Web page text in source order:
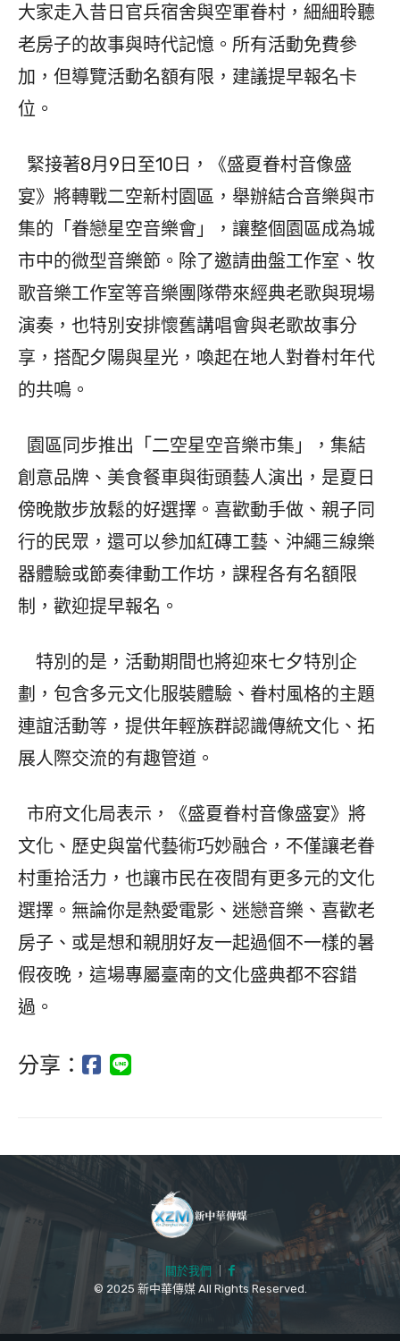
大家走入昔日官兵宿舍與空軍眷村，細細聆聽
老房子的故事與時代記憶。所有活動免費參
加，但導覽活動名額有限，建議提早報名卡
位。
緊接著8月9日至10日，《盛夏眷村音像盛
宴》將轉戰二空新村園區，舉辦結合音樂與市
集的「眷戀星空音樂會」，讓整個園區成為城
市中的微型音樂節。除了邀請曲盤工作室、牧
歌音樂工作室等音樂團隊帶來經典老歌與現場
演奏，也特別安排懷舊講唱會與老歌故事分
享，搭配夕陽與星光，喚起在地人對眷村年代
的共鳴。
園區同步推出「二空星空音樂市集」，集結
創意品牌、美食餐車與街頭藝人演出，是夏日
傍晚散步放鬆的好選擇。喜歡動手做、親子同
行的民眾，還可以參加紅磚工藝、沖繩三線樂
器體驗或節奏律動工作坊，課程各有名額限
制，歡迎提早報名。
特別的是，活動期間也將迎來七夕特別企
劃，包含多元文化服裝體驗、眷村風格的主題
連誼活動等，提供年輕族群認識傳統文化、拓
展人際交流的有趣管道。
市府文化局表示，《盛夏眷村音像盛宴》將
文化、歷史與當代藝術巧妙融合，不僅讓老眷
村重拾活力，也讓市民在夜間有更多元的文化
選擇。無論你是熱愛電影、迷戀音樂、喜歡老
房子、或是想和親朋好友一起過個不一樣的暑
假夜晚，這場專屬臺南的文化盛典都不容錯
過。
分享：
關於我們 ｜
© 2025 新中華傳媒 All Rights Reserved.